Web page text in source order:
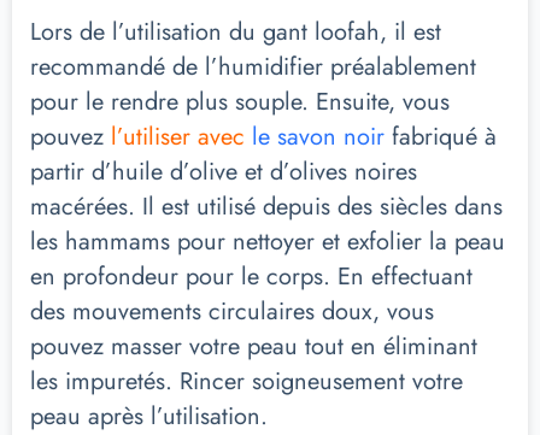
Lors de l’utilisation du gant loofah, il est
recommandé de l’humidifier préalablement
pour le rendre plus souple. Ensuite, vous
pouvez l’utiliser avec le savon noir fabriqué à
partir d’huile d’olive et d’olives noires
macérées. Il est utilisé depuis des siècles dans
les hammams pour nettoyer et exfolier la peau
en profondeur pour le corps. En effectuant
des mouvements circulaires doux, vous
pouvez masser votre peau tout en éliminant
les impuretés. Rincer soigneusement votre
peau après l’utilisation.